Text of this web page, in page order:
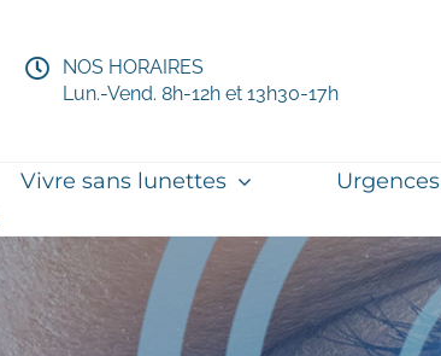
NOS HORAIRES
Lun.-Vend. 8h-12h et 13h30-17h
Vivre sans lunettes Urgences